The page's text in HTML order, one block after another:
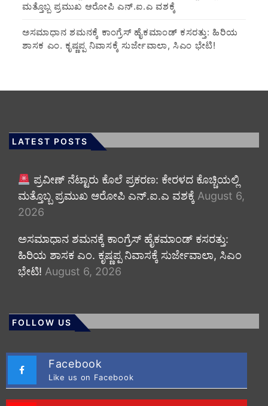
ಮತ್ತೊಬ್ಬ ಪ್ರಮುಖ ಆರೋಪಿ ಎನ್.ಐ.ಎ ವಶಕ್ಕೆ
ಅಸಮಾಧಾನ ಶಮನಕ್ಕೆ ಕಾಂಗ್ರೆಸ್ ಹೈಕಮಾಂಡ್ ಕಸರತ್ತು: ಹಿರಿಯ
ಶಾಸಕ ಎಂ. ಕೃಷ್ಣಪ್ಪ ನಿವಾಸಕ್ಕೆ ಸುರ್ಜೇವಾಲಾ, ಸಿಎಂ ಭೇಟಿ!
LATEST POSTS
ಪ್ರವೀಣ್ ನೆಟ್ಟಾರು ಕೊಲೆ ಪ್ರಕರಣ: ಕೇರಳದ ಕೊಚ್ಚಿಯಲ್ಲಿ
ಮತ್ತೊಬ್ಬ ಪ್ರಮುಖ ಆರೋಪಿ ಎನ್.ಐ.ಎ ವಶಕ್ಕೆ August 6,
2026
ಅಸಮಾಧಾನ ಶಮನಕ್ಕೆ ಕಾಂಗ್ರೆಸ್ ಹೈಕಮಾಂಡ್ ಕಸರತ್ತು:
ಹಿರಿಯ ಶಾಸಕ ಎಂ. ಕೃಷ್ಣಪ್ಪ ನಿವಾಸಕ್ಕೆ ಸುರ್ಜೇವಾಲಾ, ಸಿಎಂ
ಭೇಟಿ! August 6, 2026
FOLLOW US
Facebook
Like us on Facebook